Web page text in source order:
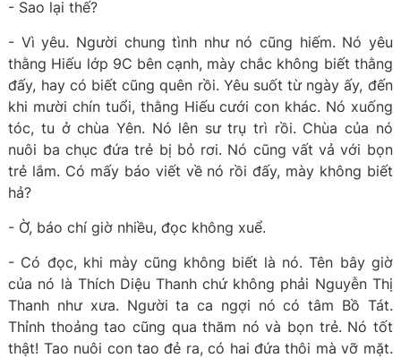
- Sao lại thế?
- Vì yêu. Người chung tình như nó cũng hiếm. Nó yêu
thằng Hiếu lớp 9C bên cạnh, mày chắc không biết thằng
đấy, hay có biết cũng quên rồi. Yêu suốt từ ngày ấy, đến
khi mười chín tuổi, thằng Hiếu cưới con khác. Nó xuống
tóc, tu ở chùa Yên. Nó lên sư trụ trì rồi. Chùa của nó
nuôi ba chục đứa trẻ bị bỏ rơi. Nó cũng vất vả với bọn
trẻ lắm. Có mấy báo viết về nó rồi đấy, mày không biết
hả?
- Ờ, báo chí giờ nhiều, đọc không xuể.
- Có đọc, khi mày cũng không biết là nó. Tên bây giờ
của nó là Thích Diệu Thanh chứ không phải Nguyễn Thị
Thanh như xưa. Người ta ca ngợi nó có tâm Bồ Tát.
Thỉnh thoảng tao cũng qua thăm nó và bọn trẻ. Nó tốt
thật! Tao nuôi con tao đẻ ra, có hai đứa thôi mà vỡ mặt.